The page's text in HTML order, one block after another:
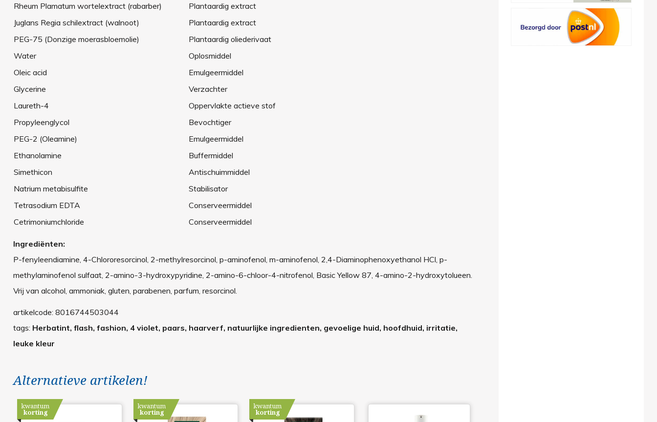
Rheum Plamatum wortelextract (rabarber)
Plantaardig extract
Juglans Regia schilextract (walnoot)
Plantaardig extract
PEG-75 (Donzige moerasbloemolie)
Plantaardig oliederivaat
Water
Oplosmiddel
Oleic acid
Emulgeermiddel
Glycerine
Verzachter
Laureth-4
Oppervlakte actieve stof
Propyleenglycol
Bevochtiger
PEG-2 (Oleamine)
Emulgeermiddel
Ethanolamine
Buffermiddel
Simethicon
Antischuimmiddel
Natrium metabisulfite
Stabilisator
Tetrasodium EDTA
Conserveermiddel
Cetrimoniumchloride
Conserveermiddel
Ingrediënten:
P-fenyleendiamine, 4-Chlororesorcinol, 2-methylresorcinol, p-aminofenol, m-aminofenol, 2,4-Diaminophenoxyethanol HCl, p-
methylaminofenol sulfaat, 2-amino-3-hydroxypyridine, 2-amino-6-chloor-4-nitrofenol, Basic Yellow 87, 4-amino-2-hydroxytolueen.
Vrij van alcohol, ammoniak, gluten, parabenen, parfum, resorcinol.
artikelcode: 8016744503044
tags: Herbatint, flash, fashion, 4 violet, paars, haarverf, natuurlijke ingredienten, gevoelige huid, hoofdhuid, irritatie,
leuke kleur
Alternatieve artikelen!
kwantum
korting
kwantum
korting
kwantum
korting